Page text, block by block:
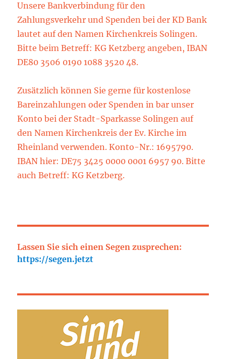
Unsere Bankverbindung für den
Zahlungsverkehr und Spenden bei der KD Bank
lautet auf den Namen Kirchenkreis Solingen.
Bitte beim Betreff: KG Ketzberg angeben, IBAN
DE80 3506 0190 1088 3520 48.
Zusätzlich können Sie gerne für kostenlose
Bareinzahlungen oder Spenden in bar unser
Konto bei der Stadt-Sparkasse Solingen auf
den Namen Kirchenkreis der Ev. Kirche im
Rheinland verwenden. Konto-Nr.: 1695790.
IBAN hier: DE75 3425 0000 0001 6957 90. Bitte
auch Betreff: KG Ketzberg.
Lassen Sie sich einen Segen zusprechen:
https://segen.jetzt